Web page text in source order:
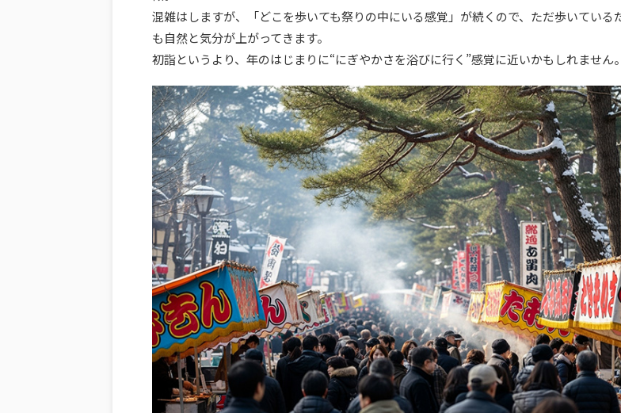
混雑はしますが、「どこを歩いても祭りの中にいる感覚」が続くので、ただ歩いている
も自然と気分が上がってきます。
初詣というより、年のはじまりに“にぎやかさを浴びに行く”感覚に近いかもしれません。